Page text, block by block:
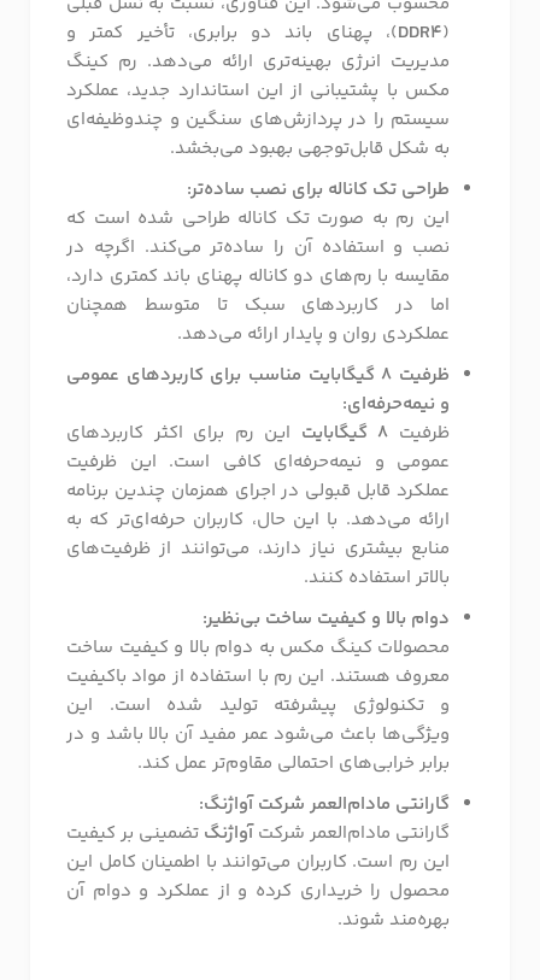
(
DDR4)، پهنای باند دو برابری، تأخیر کمتر و
مدیریت انرژی بهینه‌تری ارائه می‌دهد. رم کینگ
مکس با پشتیبانی از این استاندارد جدید، عملکرد
سیستم را در پردازش‌های سنگین و چندوظیفه‌ای
به شکل قابل‌توجهی بهبود می‌بخشد.
طراحی تک کاناله برای نصب ساده‌تر:
این رم به صورت تک کاناله طراحی شده است که
نصب و استفاده آن را ساده‌تر می‌کند. اگرچه در
مقایسه با رم‌های دو کاناله پهنای باند کمتری دارد،
اما در کاربردهای سبک تا متوسط همچنان
عملکردی روان و پایدار ارائه می‌دهد.
ظرفیت 8 گیگابایت مناسب برای کاربردهای عمومی
و نیمه‌حرفه‌ای:
ظرفیت 8 گیگابایت
این رم برای اکثر کاربردهای
عمومی و نیمه‌حرفه‌ای کافی است. این ظرفیت
عملکرد قابل قبولی در اجرای همزمان چندین برنامه
ارائه می‌دهد. با این حال، کاربران حرفه‌ای‌تر که به
منابع بیشتری نیاز دارند، می‌توانند از ظرفیت‌های
بالاتر استفاده کنند.
دوام بالا و کیفیت ساخت بی‌نظیر:
محصولات کینگ مکس به دوام بالا و کیفیت ساخت
معروف هستند. این رم با استفاده از مواد باکیفیت
و تکنولوژی پیشرفته تولید شده است. این
ویژگی‌ها باعث می‌شود عمر مفید آن بالا باشد و در
برابر خرابی‌های احتمالی مقاوم‌تر عمل کند.
گارانتی مادام‌العمر شرکت آواژنگ:
گارانتی مادام‌العمر شرکتآواژنگ تضمینی بر کیفیت
این رم است. کاربران می‌توانند با اطمینان کامل این
محصول را خریداری کرده و از عملکرد و دوام آن
بهره‌مند شوند.